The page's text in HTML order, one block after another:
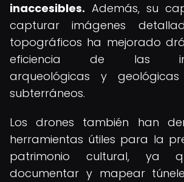
inaccesibles. Además, su
capturar imágenes
topográficos ha mejorado
eficiencia de las
arqueológicas y
subterráneos.
Los drones también han
herramientas útiles para la
patrimonio cultural, ya
documentar y mapear